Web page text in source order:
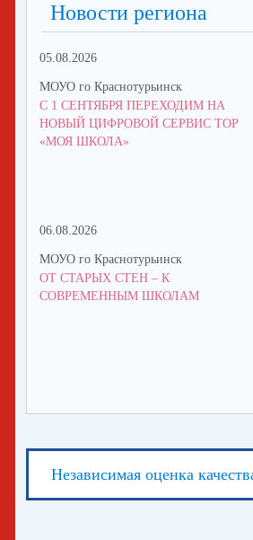
Новости региона
05.08.2026
МОУО го Краснотурьинск
С 1 СЕНТЯБРЯ ПЕРЕХОДИМ НА
НОВЫЙ ЦИФРОВОЙ СЕРВИС ТОР
«МОЯ ШКОЛА»
06.08.2026
МОУО го Краснотурьинск
ОТ СТАРЫХ СТЕН – К
СОВРЕМЕННЫМ ШКОЛАМ
Независимая оценка